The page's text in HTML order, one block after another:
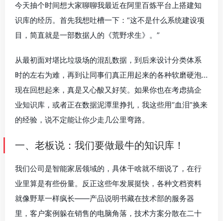
今天抽个时间想大家聊聊我最近在阿里百炼平台上搭建知
识库的经历。首先我想吐槽一下：“这不是什么系统建设项
目，简直就是一部数据人的《荒野求生》。”
从最初面对堪比垃圾场的混乱数据，到后来设计分类体系
时的左右为难，再到让同事们真正用起来的各种软磨硬泡…
现在回想起来，真是又心酸又好笑。如果你也在考虑搞企
业知识库，或者正在数据泥潭里挣扎，我这些用“血泪”换来
的经验，说不定能让你少走几公里弯路。
一、老板说：我们要做最牛的知识库！
我们公司是智能家居领域的，具体干啥就不细说了，在行
业里算是有些份量。反正这些年发展挺快，各种文档资料
就像野草一样疯长——产品说明书藏在技术部的服务器
里，客户案例躲在销售的电脑角落，技术方案分散在二十